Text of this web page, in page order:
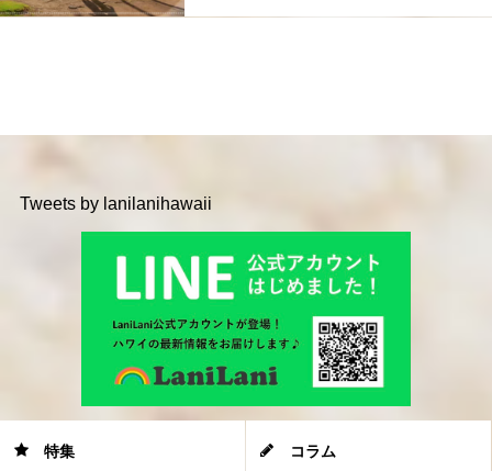
Tweets by lanilanihawaii
特集 コラム